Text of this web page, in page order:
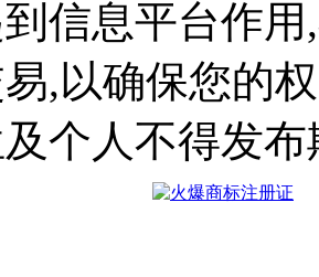
信息平台作
,以确保您的
个人不得发